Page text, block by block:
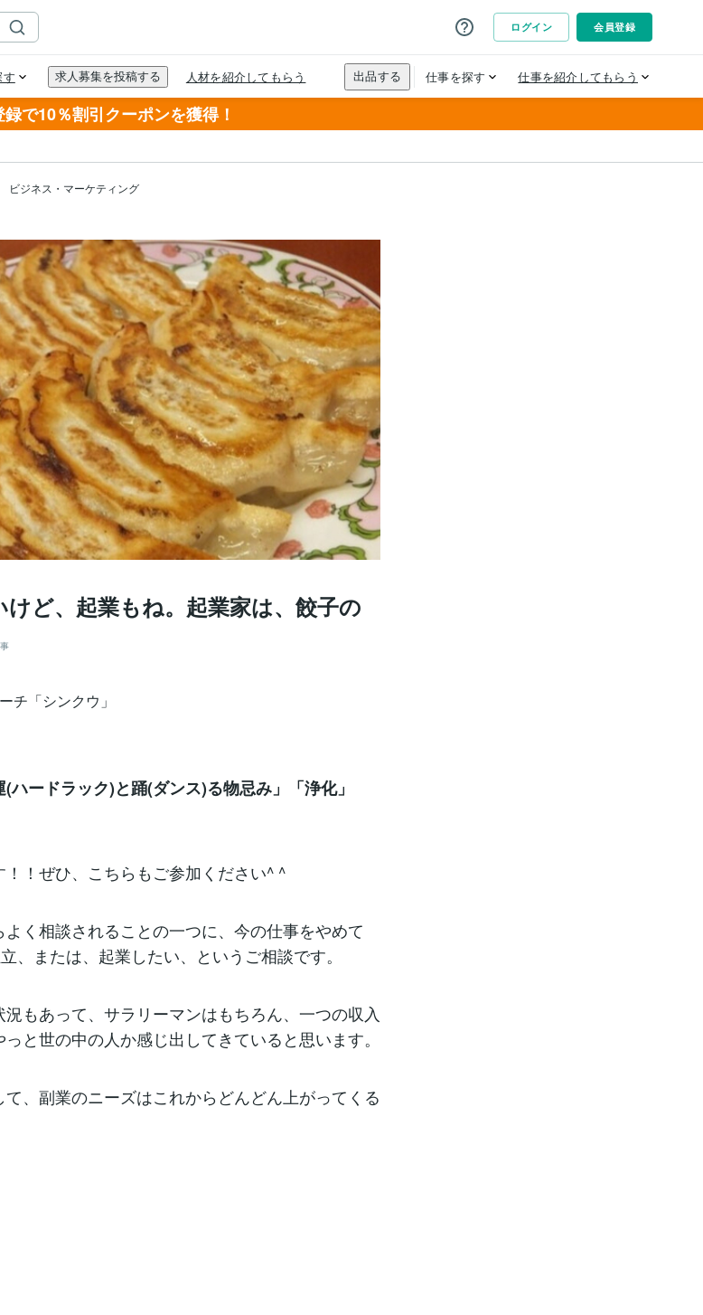
で10％割引クーポンを獲得！
ビジネス・マーケティング
けど、起業もね。起業家は、餃子の
チ「シンクウ」
(ハードラック)と踊(ダンス)る物忌み」「浄化」
！ぜひ、こちらもご参加ください^ ^
く相談されることの一つに、今の仕事をやめて
、または、起業したい、というご相談です。
もあって、サラリーマンはもちろん、一つの収入
と世の中の人か感じ出してきていると思います。
、副業のニーズはこれからどんどん上がってくる